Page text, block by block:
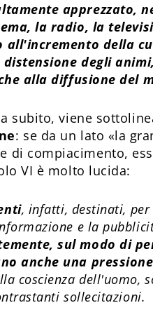
apprezzato,
la radio, la
all'incremento della
degli
alla diffusione del
subito, viene
: se da un lato «la
di compiacimento,
VI è molto lucida:
, infatti, destinati,
e la
sul modo di
anche una
coscienza dell'uomo,
sollecitazioni.